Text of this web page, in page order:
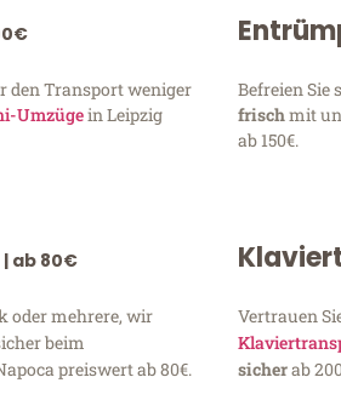
den Transport weniger
Umzügein Leipzig
Befreien Sie
frischmit
ab 150€.
| ab 80€
oder mehrere, wir
beim
preiswert ab 80€.
Vertrauen
sicherab